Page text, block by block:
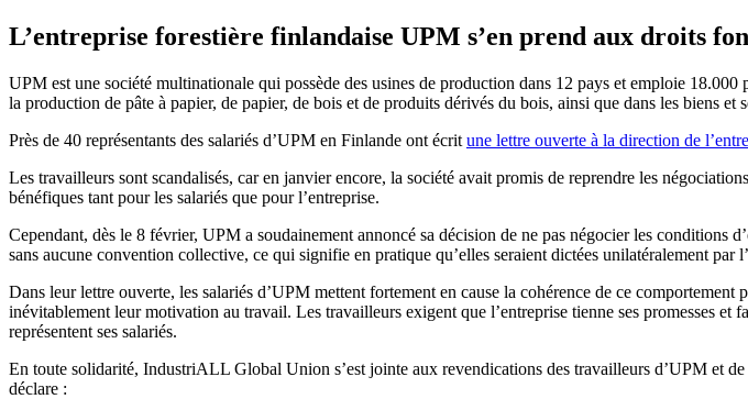
L’entreprise forestière finlandaise UPM s’en prend aux droits
UPM est une société multinationale qui possède des usines de production dans 12 pays et emploie
la production de pâte à papier, de papier, de bois et de produits dérivés du bois, ainsi que dans les biens et
Près de 40 représentants des salariés d’UPM en Finlande ont écrit une lettre ouverte à la direction de
Les travailleurs sont scandalisés, car en janvier encore, la société avait promis de reprendre les
bénéfiques tant pour les salariés que pour l’entreprise.
Cependant, dès le 8 février, UPM a soudainement annoncé sa décision de ne pas négocier les conditions
sans aucune convention collective, ce qui signifie en pratique qu’elles seraient dictées unilatéralement par
Dans leur lettre ouverte, les salariés d’UPM mettent fortement en cause la cohérence de ce
inévitablement leur motivation au travail. Les travailleurs exigent que l’entreprise tienne ses promesses et
représentent ses salariés.
En toute solidarité, IndustriALL Global Union s’est jointe aux revendications des travailleurs d’UPM et
déclare :